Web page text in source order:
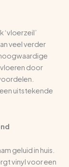
‘vloerzeil’
veel verder
vloeren door
uitstekende
geluid in huis.
vinyl voor een